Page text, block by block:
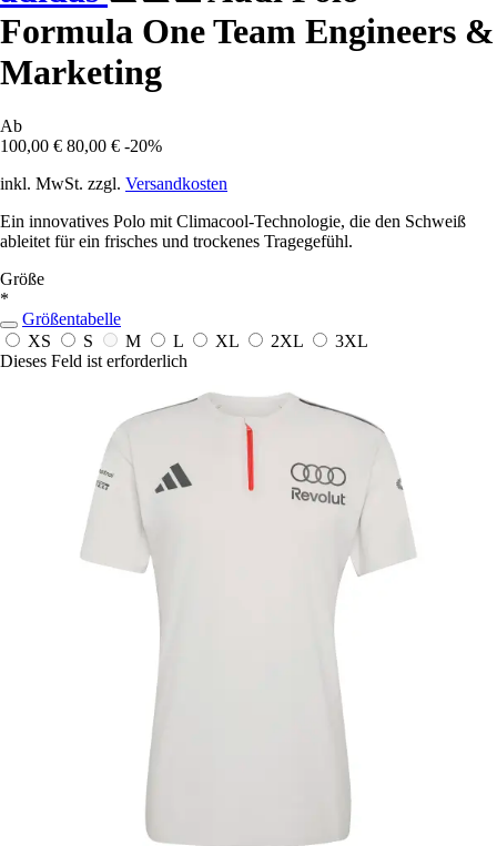
Formula One Team Engineers &
Marketing
Ab
100,00 € 80,00 € -20%
inkl. MwSt. zzgl. Versandkosten
Ein innovatives Polo mit Climacool-Technologie, die den Schweiß
ableitet für ein frisches und trockenes Tragegefühl.
Größe
*
Größentabelle
XS
S M L XL 2XL
3XL
Dieses Feld ist erforderlich